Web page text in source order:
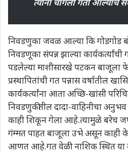
त्यांना चांगली गती आल्याचे
निवडणुका जवळ आल्या कि गोडगोड
निवडणूका संपन्न झाल्या
पडलेल्या माशीसारखे पटकन बाजूला
प्रस्थापितांची गत पन्नास वर्षातील
कार्यकर्त्यांना आता अच्छि-खांसी
निवडणुकीतील दादा-वाहिनीचा
काही शिकून गेला आहे.त्यामुळे
गंम्मत पाहत बाजूला उभे असून
आणत आहे.गत वेळी नाशिक स्थित या